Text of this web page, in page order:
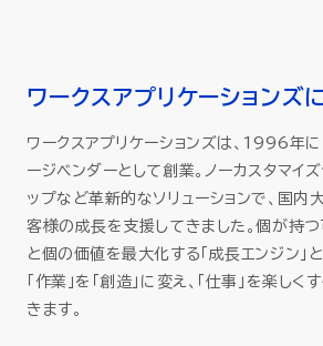
ワークスアプリケーションズ
ワークスアプリケーションズは、1996年
ージベンダーとして創業。ノーカスタマイ
ップなど革新的なソリューションで、国内
客様の成長を支援してきました。個が持
と個の価値を最大化する「成長エンジン」
「作業」を「創造」に変え、「仕事」を楽し
きます。